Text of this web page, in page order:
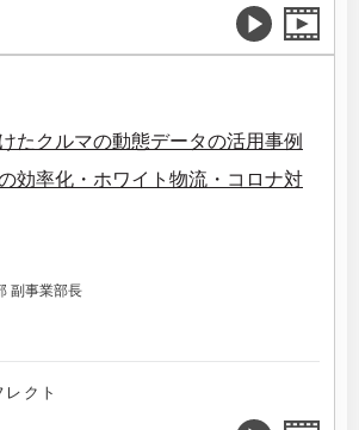
たクルマの動態データの活用事例
効率化・ホワイト物流・コロナ対
副事業部長
クト